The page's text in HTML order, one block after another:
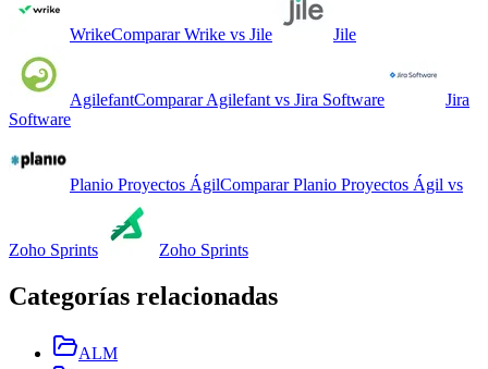
WrikeComparar Wrike vs Jile Jile
AgilefantCompararAgilefantvs Jira Software
Jira
Software
Planio Proyectos ÁgilComparar Planio Proyectos Ágil vs
Zoho Sprints Zoho Sprints
Categorías relacionadas
ALM